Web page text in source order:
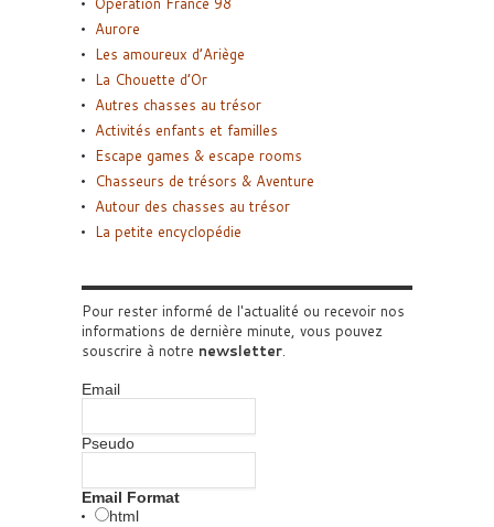
Aurore
Les amoureux d’Ariège
La Chouette d’Or
Autres chasses au trésor
Activités enfants et familles
Escape games & escape rooms
Chasseurs de trésors & Aventure
Autour des chasses au trésor
La petite encyclopédie
Pour rester informé de l'actualité ou recevoir nos
informations de dernière minute, vous pouvez
souscrire à notre newsletter.
Email
Pseudo
Email Format
html